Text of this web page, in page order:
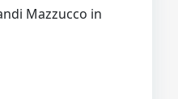
Mazzucco in